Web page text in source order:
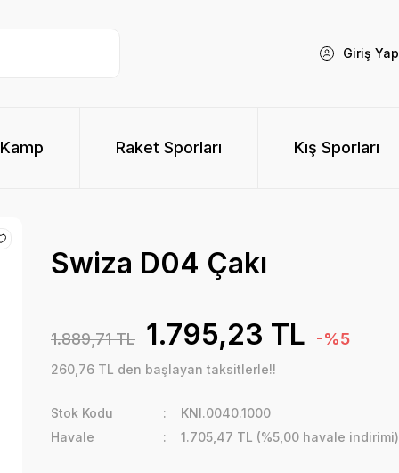
Giriş Yap
Kamp Raket Sporları Kış Sporları
Swiza D04 Çakı
1.889,71 TL 1.795,23 TL -%5
260,76 TL den başlayan taksitlerle!!
Stok Kodu
KNI.0040.1000
Havale
1.705,47 TL (%5,00 havale indirimi)